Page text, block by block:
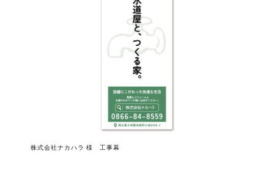
株式会社ナカハラ 様 工事幕